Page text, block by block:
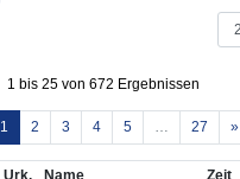
1 bis 25 von 672 Ergebnissen
1 2 3 4 5 27 »
Urk. Name Zeit